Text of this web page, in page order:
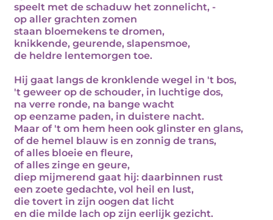
speelt met de schaduw het zonnelicht, -
op aller grachten zomen
staan bloemekens te dromen,
knikkende, geurende, slapensmoe,
de heldre lentemorgen toe.
Hij gaat langs de kronklende wegel in 't bos,
't geweer op de schouder, in luchtige dos,
na verre ronde, na bange wacht
op eenzame paden, in duistere nacht.
Maar of 't om hem heen ook glinster en glans,
of de hemel blauw is en zonnig de trans,
of alles bloeie en fleure,
of alles zinge en geure,
diep mijmerend gaat hij: daarbinnen rust
een zoete gedachte, vol heil en lust,
die tovert in zijn oogen dat licht
en die milde lach op zijn eerlijk gezicht.